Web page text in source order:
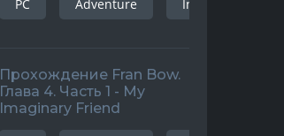
PC Adventure Indie
Прохождение Fran Bow.
Глава 4. Часть 1 - My
Imaginary Friend